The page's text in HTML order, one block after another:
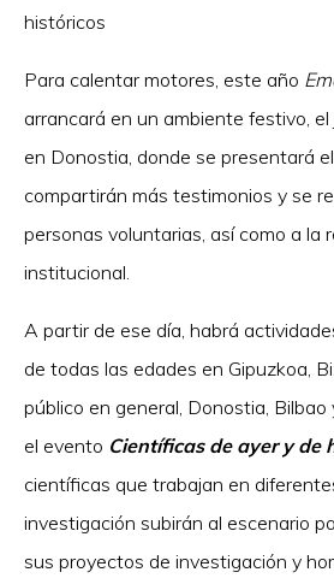
históricos
Para calentar motores, este año
arrancará en un ambiente festivo, el
en Donostia, donde se presentará
compartirán más testimonios y se
personas voluntarias, así como a la
institucional.
A partir de ese día, habrá
de todas las edades en Gipuzkoa,
público en general, Donostia,
el evento Científicas de ayer y de
científicas que trabajan en
investigación subirán al escenario
sus proyectos de investigación y